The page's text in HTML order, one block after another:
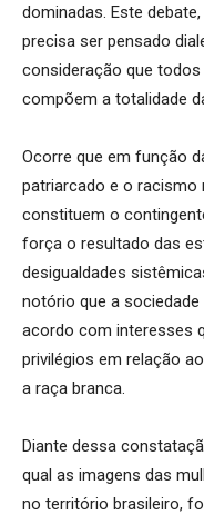
dominadas. Este
precisa ser pensado
consideração que
compõem a totalidade
Ocorre que em função
patriarcado e o racismo
constituem o
força o resultado das
desigualdades
notório que a
acordo com interesses
privilégios em relação
a raça branca.
Diante dessa
qual as imagens das
no território brasileiro,